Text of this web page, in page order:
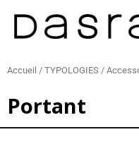
contenu
Accueil / TYPOLOGIES /
Portant